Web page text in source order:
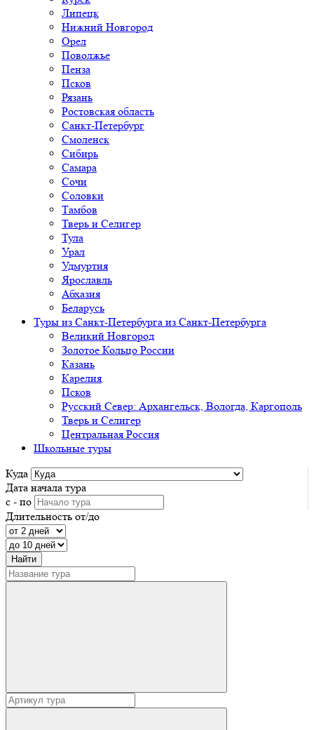
Липецк
Нижний Новгород
Орел
Поволжье
Пенза
Псков
Рязань
Ростовская область
Санкт-Петербург
Смоленск
Сибирь
Самара
Сочи
Соловки
Тамбов
Тверь и Селигер
Тула
Урал
Удмуртия
Ярославль
Абхазия
Беларусь
Туры из Санкт-Петербурга из Санкт-Петербурга
Великий Новгород
Золотое Кольцо России
Казань
Карелия
Псков
Русский Север: Архангельск, Вологда, Каргополь
Тверь и Селигер
Центральная Россия
Школьные туры
Куда
Дата начала тура
с - по
Длительность от/до